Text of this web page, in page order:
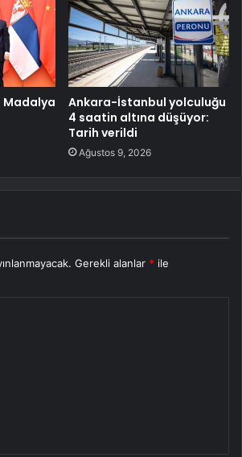
Madalya
Ankara-İstanbul yolculuğu
4 saatin altına düşüyor:
Tarih verildi
Ağustos 9, 2026
Gerekli alanlar * ile